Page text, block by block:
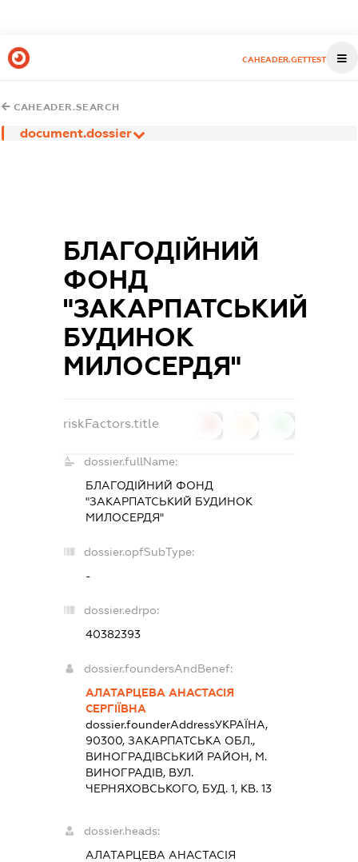
CAHEADER.GETTEST
CAHEADER.SEARCH
document.dossier
БЛАГОДІЙНИЙ
ФОНД
"ЗАКАРПАТСЬКИЙ
БУДИНОК
МИЛОСЕРДЯ"
riskFactors.title
dossier.fullName:
БЛАГОДІЙНИЙ ФОНД
"ЗАКАРПАТСЬКИЙ БУДИНОК
МИЛОСЕРДЯ"
dossier.opfSubType:
-
dossier.edrpo:
40382393
dossier.foundersAndBenef:
АЛАТАРЦЕВА АНАСТАСІЯ
СЕРГІЇВНА
dossier.founderAddressУКРАЇНА,
90300, ЗАКАРПАТСЬКА ОБЛ.,
ВИНОГРАДIВСЬКИЙ РАЙОН, М.
ВИНОГРАДІВ, ВУЛ.
ЧЕРНЯХОВСЬКОГО, БУД. 1, КВ. 13
dossier.heads:
АЛАТАРЦЕВА АНАСТАСІЯ